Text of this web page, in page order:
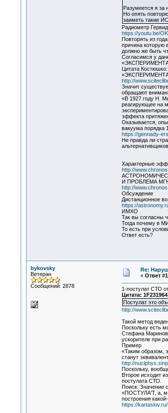
Разумеется я за
Но опять
заиметь такие
Радиометр
https://youtu.be/
Повторять из
причина которую
должно же быть
Согласимся у
Цитата Костюшко:
http://
Значит
обращают
«В 1927 году H.
реагирующее на
эффекта
Оказывается,
вакуума порядка
https://gennady-
Не правда ли
Характерные
http://
И ПРОБЛЕМА
http://
Обсуждение
Дистанционное
https://
ИМХО
Так вы согласны
Тогда почему в
То есть при
Ответ есть?
bykovsky
Ветеран
Сообщений: 2878
Re:
« Ответ
1-постулат СТО
Цитата:
Постулат это
http://
Такой метод
Поскольку есть
Стефана
ускорителе при
Пример
«Таким образом,
станут
http://
Поскольку,
Второе исходит
постулата СТО.
Поиск: Значение
«ПОСТУЛА'Т, а, м.
построения
https://